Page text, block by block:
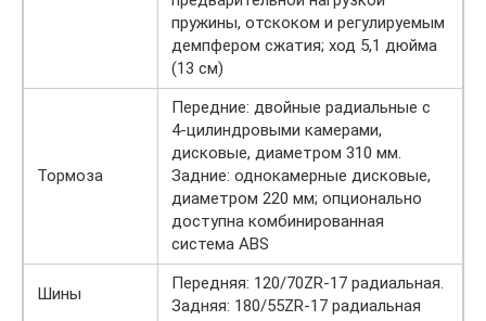
пружины, отскоком и регулируемым
демпфером сжатия; ход 5,1 дюйма
(13 см)
Тормоза
Передние: двойные радиальные с
4-цилиндровыми камерами,
дисковые, диаметром 310 мм.
Задние: однокамерные дисковые,
диаметром 220 мм; опционально
доступна комбинированная
система ABS
Шины
Передняя: 120/70ZR-17 радиальная.
Задняя: 180/55ZR-17 радиальная